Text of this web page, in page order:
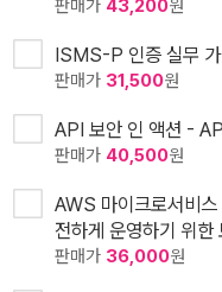
판매가 43,200원
ISMS-P 인증 실무
판매가 31,500원
API 보안 인 액션 -
판매가 40,500원
AWS 마이크로서비
전하게 운영하기 위한
판매가 36,000원